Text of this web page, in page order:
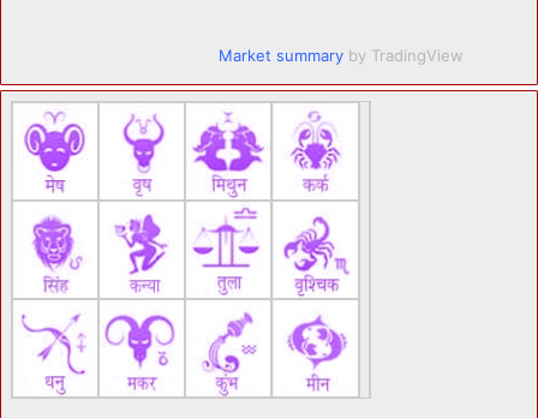
Market summary by TradingView